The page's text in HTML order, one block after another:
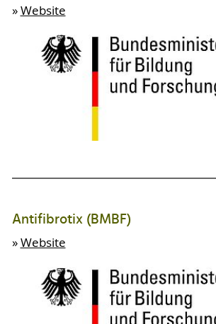
»Website
Antifibrotix (BMBF)
»Website